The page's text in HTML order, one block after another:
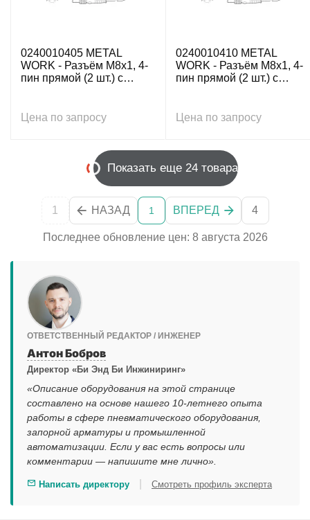
0240010405 METAL
WORK - Разъём M8x1, 4-
пин прямой (2 шт.) с
Цена по запросу
0240010410 METAL
WORK - Разъём M8x1, 4-
пин прямой (2 шт.) с
Цена по запросу
Показать еще 24 товара
1 НАЗАД 1 ВПЕРЕД 4
Последнее обновление цен: 8 августа 2026
ОТВЕТСТВЕННЫЙ РЕДАКТОР / ИНЖЕНЕР
Антон Бобров
Директор «Би Энд Би Инжиниринг»
«Описание оборудования на этой странице
составлено на основе нашего 10-летнего опыта
работы в сфере пневматического оборудования,
запорной арматуры и промышленной
автоматизации. Если у вас есть вопросы или
комментарии — напишите мне лично».
Написать директору Смотреть профиль эксперта